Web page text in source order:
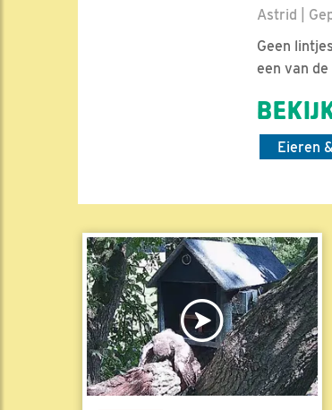
Astrid |
Geen
een van
Eieren